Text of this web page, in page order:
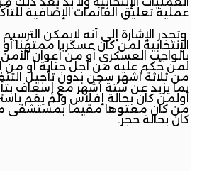
عملية تعليق القائمات الإضافية
وتجدر الإشارة إلى أنه لايمكن الترسيم
الإنتخابية لمن كان عسكريا ممتهنا أو
بالواجب العسكري أو من أعوان الأمن
لمن حُكم عليه من أجل جناية أو من
من ثلاثة اشهر سجن بدون تأجيل
بما يزيد عن ستة أشهر مع إسعاف
أولمن كان بحالة إفلاس ولم يقم
من كان معتوها مقيما بمستشفى
كان بحالة حجر.